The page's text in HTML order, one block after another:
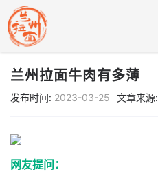
兰州拉面牛肉有多薄
发布时间: 2023-03-25 文章来源:
网友提问：